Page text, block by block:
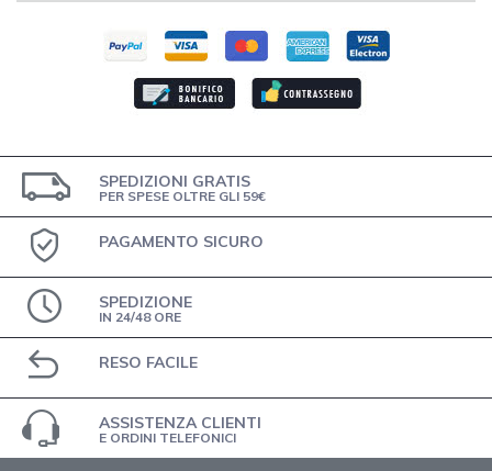
SPEDIZIONI GRATIS
PER SPESE OLTRE GLI 59€
PAGAMENTO SICURO
SPEDIZIONE
IN 24/48 ORE
RESO FACILE
ASSISTENZA CLIENTI
E ORDINI TELEFONICI